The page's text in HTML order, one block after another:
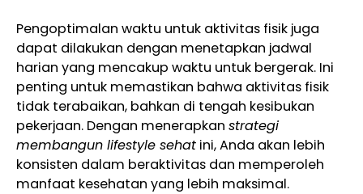
Pengoptimalan waktu untuk aktivitas fisik juga
dapat dilakukan dengan menetapkan jadwal
harian yang mencakup waktu untuk bergerak. Ini
penting untuk memastikan bahwa aktivitas fisik
tidak terabaikan, bahkan di tengah kesibukan
pekerjaan. Dengan menerapkan strategi
membangun lifestyle sehat ini, Anda akan lebih
konsisten dalam beraktivitas dan memperoleh
manfaat kesehatan yang lebih maksimal.